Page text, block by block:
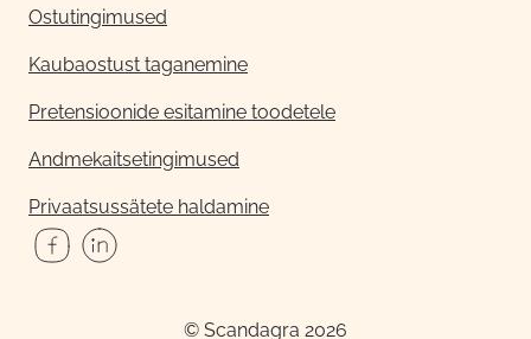
Ostutingimused
Kaubaostust taganemine
Pretensioonide esitamine toodetele
Andmekaitsetingimused
Privaatsussätete haldamine
© Scandagra 2026